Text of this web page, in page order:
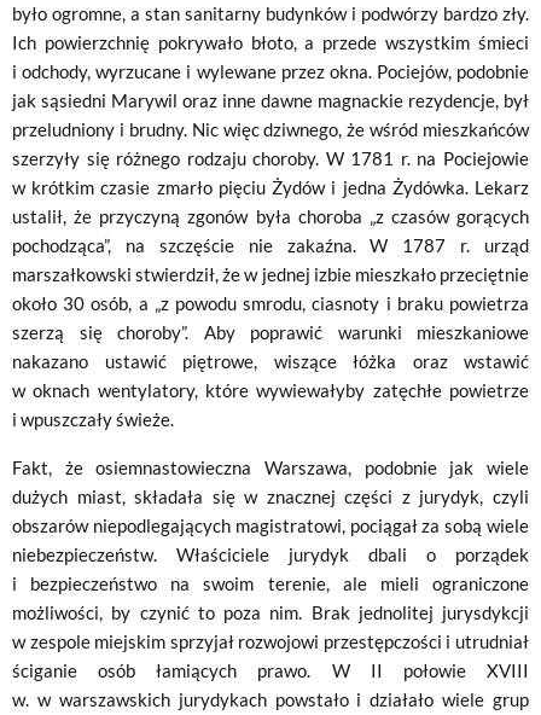
było ogromne, a stan sanitarny budynków i podwórzy bardzo zły.
Ich powierzchnię pokrywało błoto, a przede wszystkim śmieci
i odchody, wyrzucane i wylewane przez okna. Pociejów, podobnie
jak sąsiedni Marywil oraz inne dawne magnackie rezydencje, był
przeludniony i brudny. Nic więc dziwnego, że wśród mieszkańców
szerzyły się różnego rodzaju choroby. W 1781 r. na Pociejowie
w krótkim czasie zmarło pięciu Żydów i jedna Żydówka. Lekarz
ustalił, że przyczyną zgonów była choroba „z czasów gorących
pochodząca”, na szczęście nie zakaźna. W 1787 r. urząd
marszałkowski stwierdził, że w jednej izbie mieszkało przeciętnie
około 30 osób, a „z powodu smrodu, ciasnoty i braku powietrza
szerzą się choroby”. Aby poprawić warunki mieszkaniowe
nakazano ustawić piętrowe, wiszące łóżka oraz wstawić
w oknach wentylatory, które wywiewałyby zatęchłe powietrze
i wpuszczały świeże.
Fakt, że osiemnastowieczna Warszawa, podobnie jak wiele
dużych miast, składała się w znacznej części z jurydyk, czyli
obszarów niepodlegających magistratowi, pociągał za sobą wiele
niebezpieczeństw. Właściciele jurydyk dbali o porządek
i bezpieczeństwo na swoim terenie, ale mieli ograniczone
możliwości, by czynić to poza nim. Brak jednolitej jurysdykcji
w zespole miejskim sprzyjał rozwojowi przestępczości i utrudniał
ściganie osób łamiących prawo. W II połowie XVIII
w. w warszawskich jurydykach powstało i działało wiele grup